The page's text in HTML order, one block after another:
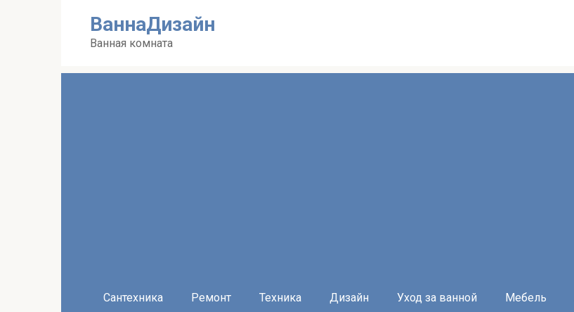
ВаннаДизайн
Ванная комната
Сантехника Ремонт Техника Дизайн Уход за ванной Мебель